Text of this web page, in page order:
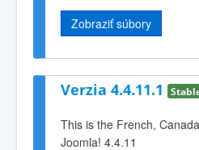
Zobraziť súbory
Verzia 4.4.11.1
This is the French,
Joomla! 4.4.11